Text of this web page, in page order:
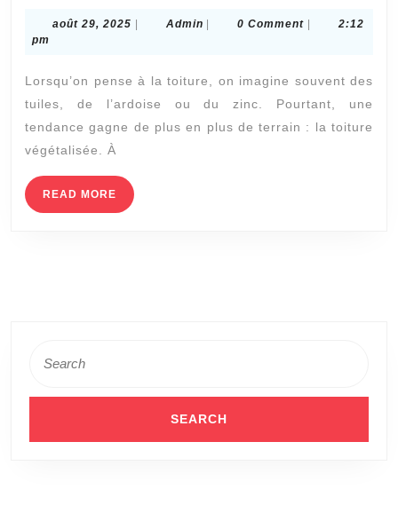
qu’un
à
Bron
installe
août 29, 2025 août
AdminAdmin0 Comment
2:12
pm
Lorsqu’on pense à la toiture, on imagine souvent des
tuiles, de l’ardoise ou du zinc. Pourtant, une
tendance gagne de plus en plus de terrain : la toiture
végétalisée. À
READ MORE READ
MORE
for: